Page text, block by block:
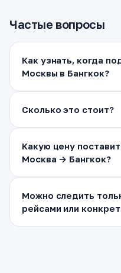
Частые вопросы
Как узнать, когда
Москвы в Бангкок?
Сколько это стоит?
Какую цену
Москва → Бангкок?
Можно следить
рейсами или